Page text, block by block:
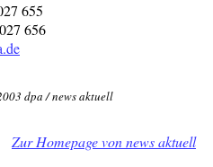
655
656
dpa / news aktuell
Zur Homepage von news aktuell